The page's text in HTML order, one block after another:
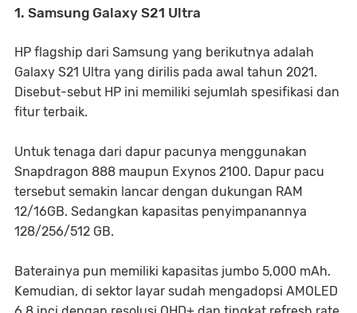
1. Samsung Galaxy S21 Ultra
HP flagship dari Samsung yang berikutnya adalah
Galaxy S21 Ultra yang dirilis pada awal tahun 2021.
Disebut-sebut HP ini memiliki sejumlah spesifikasi dan
fitur terbaik.
Untuk tenaga dari dapur pacunya menggunakan
Snapdragon 888 maupun Exynos 2100. Dapur pacu
tersebut semakin lancar dengan dukungan RAM
12/16GB. Sedangkan kapasitas penyimpanannya
128/256/512 GB.
Baterainya pun memiliki kapasitas jumbo 5,000 mAh.
Kemudian, di sektor layar sudah mengadopsi AMOLED